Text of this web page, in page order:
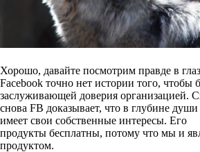
Хорошо, давайте посмотрим правде в
Facebook точно нет истории того, чтобы
заслуживающей доверия организацией.
снова FB доказывает, что в глубине души
имеет свои собственные интересы. Его
продукты бесплатны, потому что мы и
продуктом.